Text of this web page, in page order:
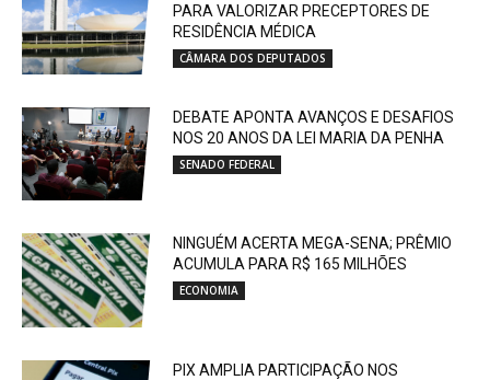
PARA VALORIZAR PRECEPTORES DE
RESIDÊNCIA MÉDICA
CÂMARA DOS DEPUTADOS
DEBATE APONTA AVANÇOS E DESAFIOS
NOS 20 ANOS DA LEI MARIA DA PENHA
SENADO FEDERAL
NINGUÉM ACERTA MEGA-SENA; PRÊMIO
ACUMULA PARA R$ 165 MILHÕES
ECONOMIA
PIX AMPLIA PARTICIPAÇÃO NOS